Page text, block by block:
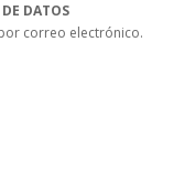
DATOS
correo electrónico.